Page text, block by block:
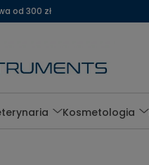
od 300 zł
Kosmetologia